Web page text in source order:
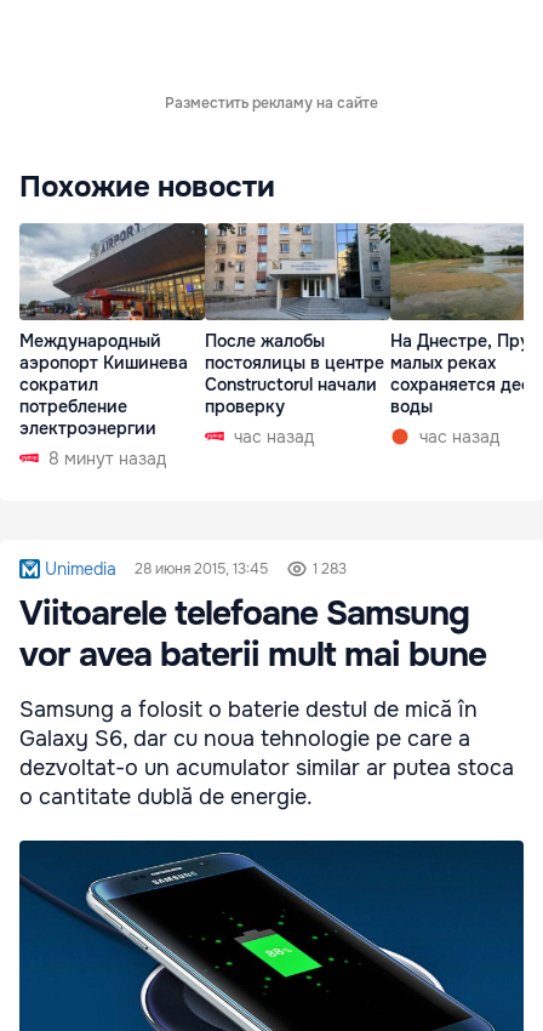
Разместить рекламу на сайте
Похожие новости
Международный
аэропорт Кишинева
сократил
потребление
электроэнергии
8 минут назад
После жалобы
постоялицы в центре
Constructorul начали
проверку
час назад
На Днестре,
малых реках
сохраняется
воды
час назад
Unimedia 28 июня 2015, 13:45 1 283
Viitoarele telefoane Samsung
vor avea baterii mult mai bune
Samsung a folosit o baterie destul de mică în
Galaxy S6, dar cu noua tehnologie pe care a
dezvoltat-o un acumulator similar ar putea stoca
o cantitate dublă de energie.